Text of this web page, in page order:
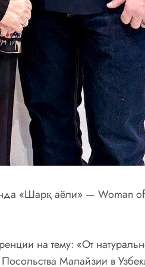
«Шарқ аёли» — Woman
на тему: «От
Малайзии в